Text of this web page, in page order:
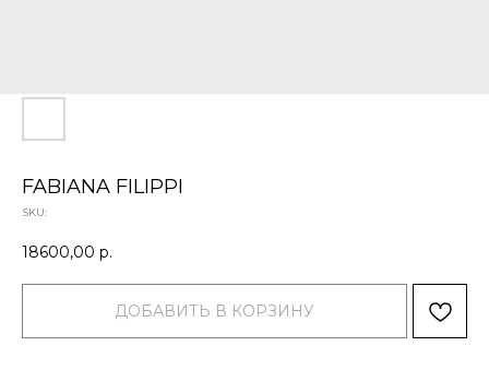
FABIANA FILIPPI
SKU:
18600,00 р.
ДОБАВИТЬ В КОРЗИНУ